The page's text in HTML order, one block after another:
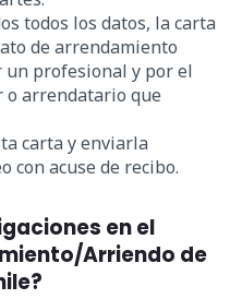
todos los datos, la carta
de arrendamiento
profesional y por el
arrendatario que
carta y enviarla
con acuse de recibo.
en el
Arriendo de